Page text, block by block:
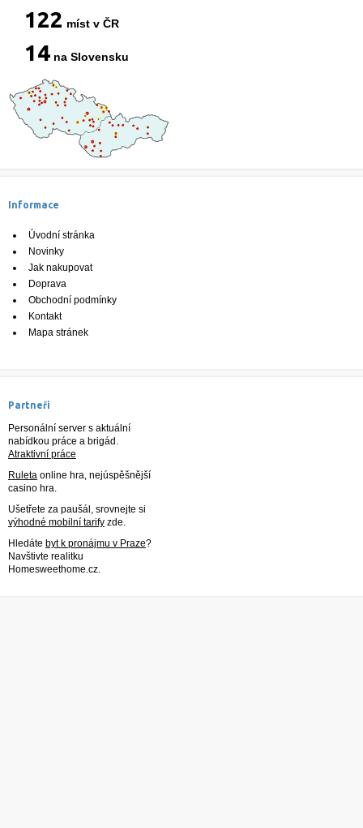
122 míst v ČR
14 na Slovensku
Informace
Úvodní stránka
Novinky
Jak nakupovat
Doprava
Obchodní podmínky
Kontakt
Mapa stránek
Partneři
Personální server s aktuální
nabídkou práce a brigád.
Atraktivní práce
Ruleta online hra, nejúspěšnější
casino hra.
Ušetřete za paušál, srovnejte si
výhodné mobilní tarify zde.
Hledáte byt k pronájmu v Praze?
Navštivte realitku
Homesweethome.cz.